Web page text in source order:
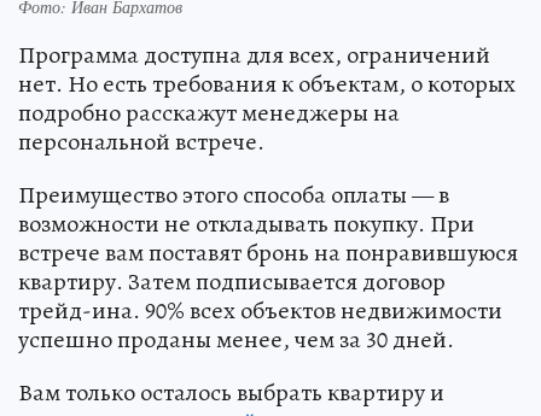
Фото: Иван Бархатов
Программа доступна для всех, ограничений
нет. Но есть требования к объектам, о которых
подробно расскажут менеджеры на
персональной встрече.
Преимущество этого способа оплаты — в
возможности не откладывать покупку. При
встрече вам поставят бронь на понравившуюся
квартиру. Затем подписывается договор
трейд-ина. 90% всех объектов недвижимости
успешно проданы менее, чем за 30 дней.
Вам только осталось выбрать квартиру и